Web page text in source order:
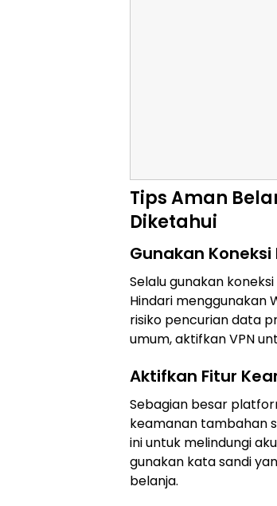
Tips Aman
Diketahui
Gunakan
Selalu gunakan
Hindari menggunakan
risiko pencurian data
umum, aktifkan VPN
Aktifkan Fitur
Sebagian besar
keamanan tambahan
ini untuk melindungi
gunakan kata sandi
belanja.